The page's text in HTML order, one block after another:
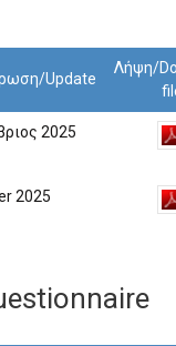
Update
Λήψη/
2025
2025